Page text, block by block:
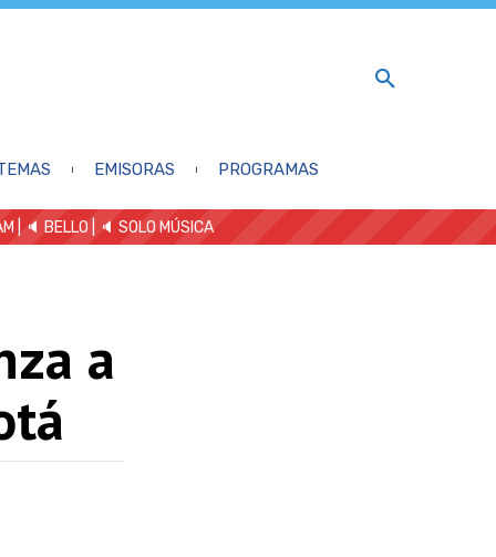
EMISORAS PROGRAMAS
| 🔈 BELLO 🔈 SOLO MÚSICA
a